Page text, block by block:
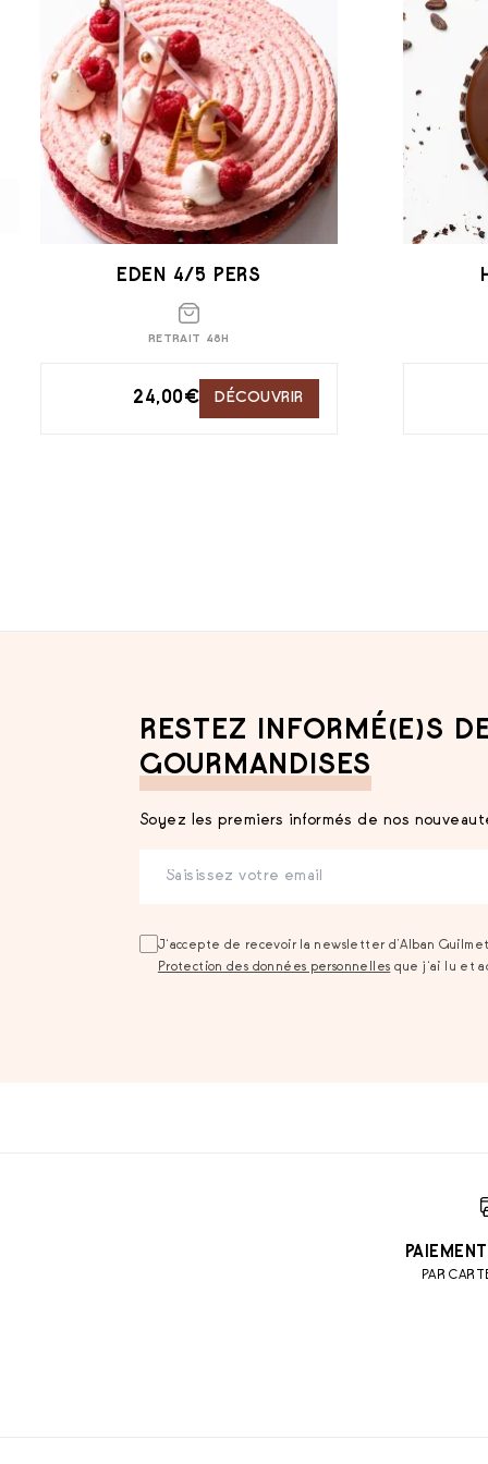
EDEN 4/5 PERS
RETRAIT 48H
24,00€ DÉCOUVRIR
RESTEZ INFORMÉ(E)S
GOURMANDISES
Soyez les premiers informés de nos
J‘accepte de recevoir la newsletter d’Alban
Protection des données personnelles que j‘ai lu et
PAR